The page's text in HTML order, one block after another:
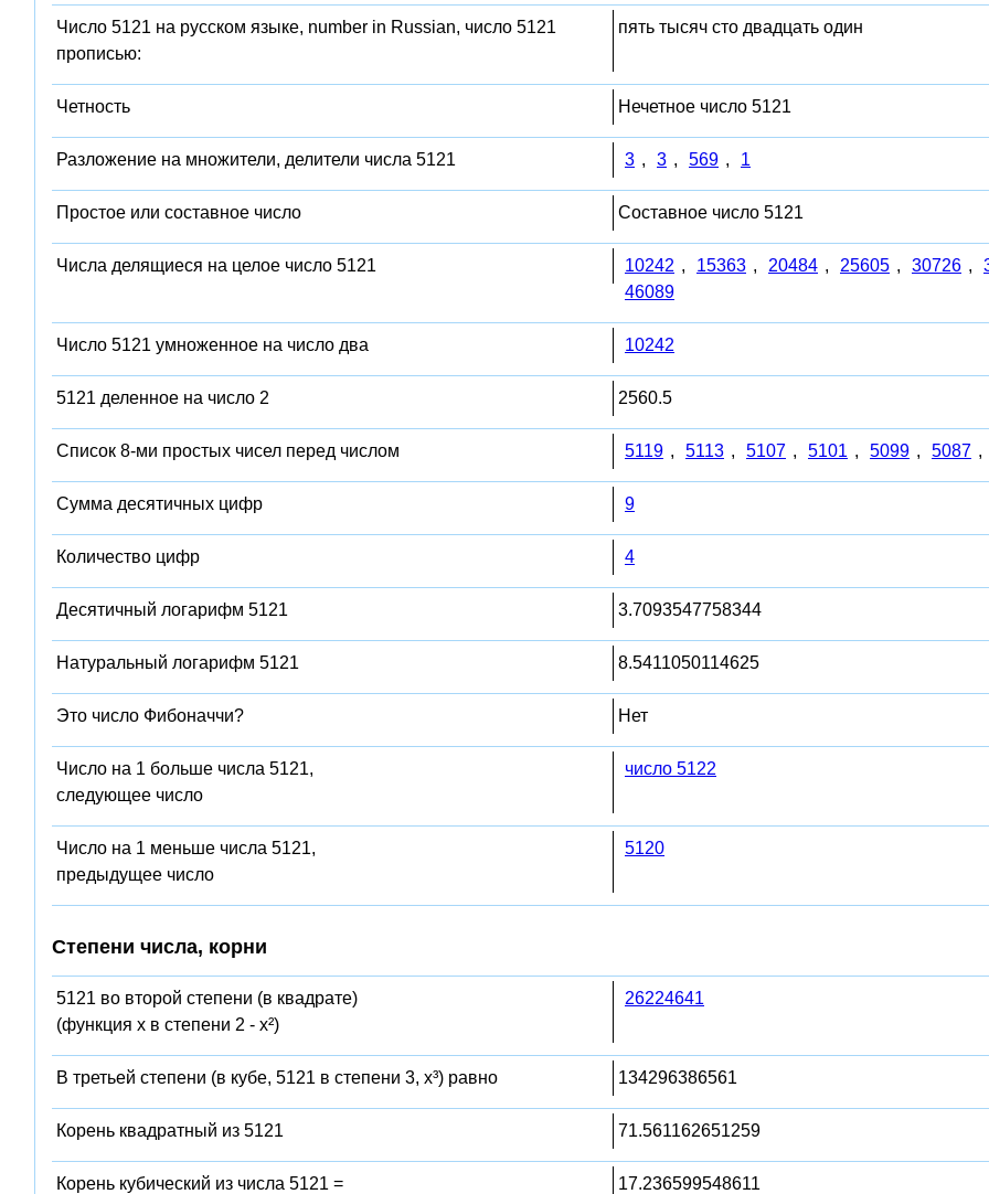
Число 5121 на русском языке, number in Russian, число 5121
прописью:
пять тысяч сто двадцать один
Четность Нечетное число 5121
Разложение на множители, делители числа 5121 3 , 3 , 569 , 1
Простое или составное число Составное число 5121
Числа делящиеся на целое число 5121 10242 , 15363 , 20484 , 25605 , 30726 ,
46089
Число 5121 умноженное на число два 10242
5121 деленное на число 2 2560.5
Список 8-ми простых чисел перед числом 5119 , 5113 , 5107 , 5101 , 5099 , 5087 ,
Сумма десятичных цифр 9
Количество цифр 4
Десятичный логарифм 5121 3.7093547758344
Натуральный логарифм 5121 8.5411050114625
Это число Фибоначчи? Нет
Число на 1 больше числа 5121,
следующее число
число 5122
Число на 1 меньше числа 5121,
предыдущее число
5120
Степени числа, корни
5121 во второй степени (в квадрате)
(функция x в степени 2 - x²)
26224641
В третьей степени (в кубе, 5121 в степени 3, x³) равно 134296386561
Корень квадратный из 5121 71.561162651259
Корень кубический из числа 5121 = 17.236599548611